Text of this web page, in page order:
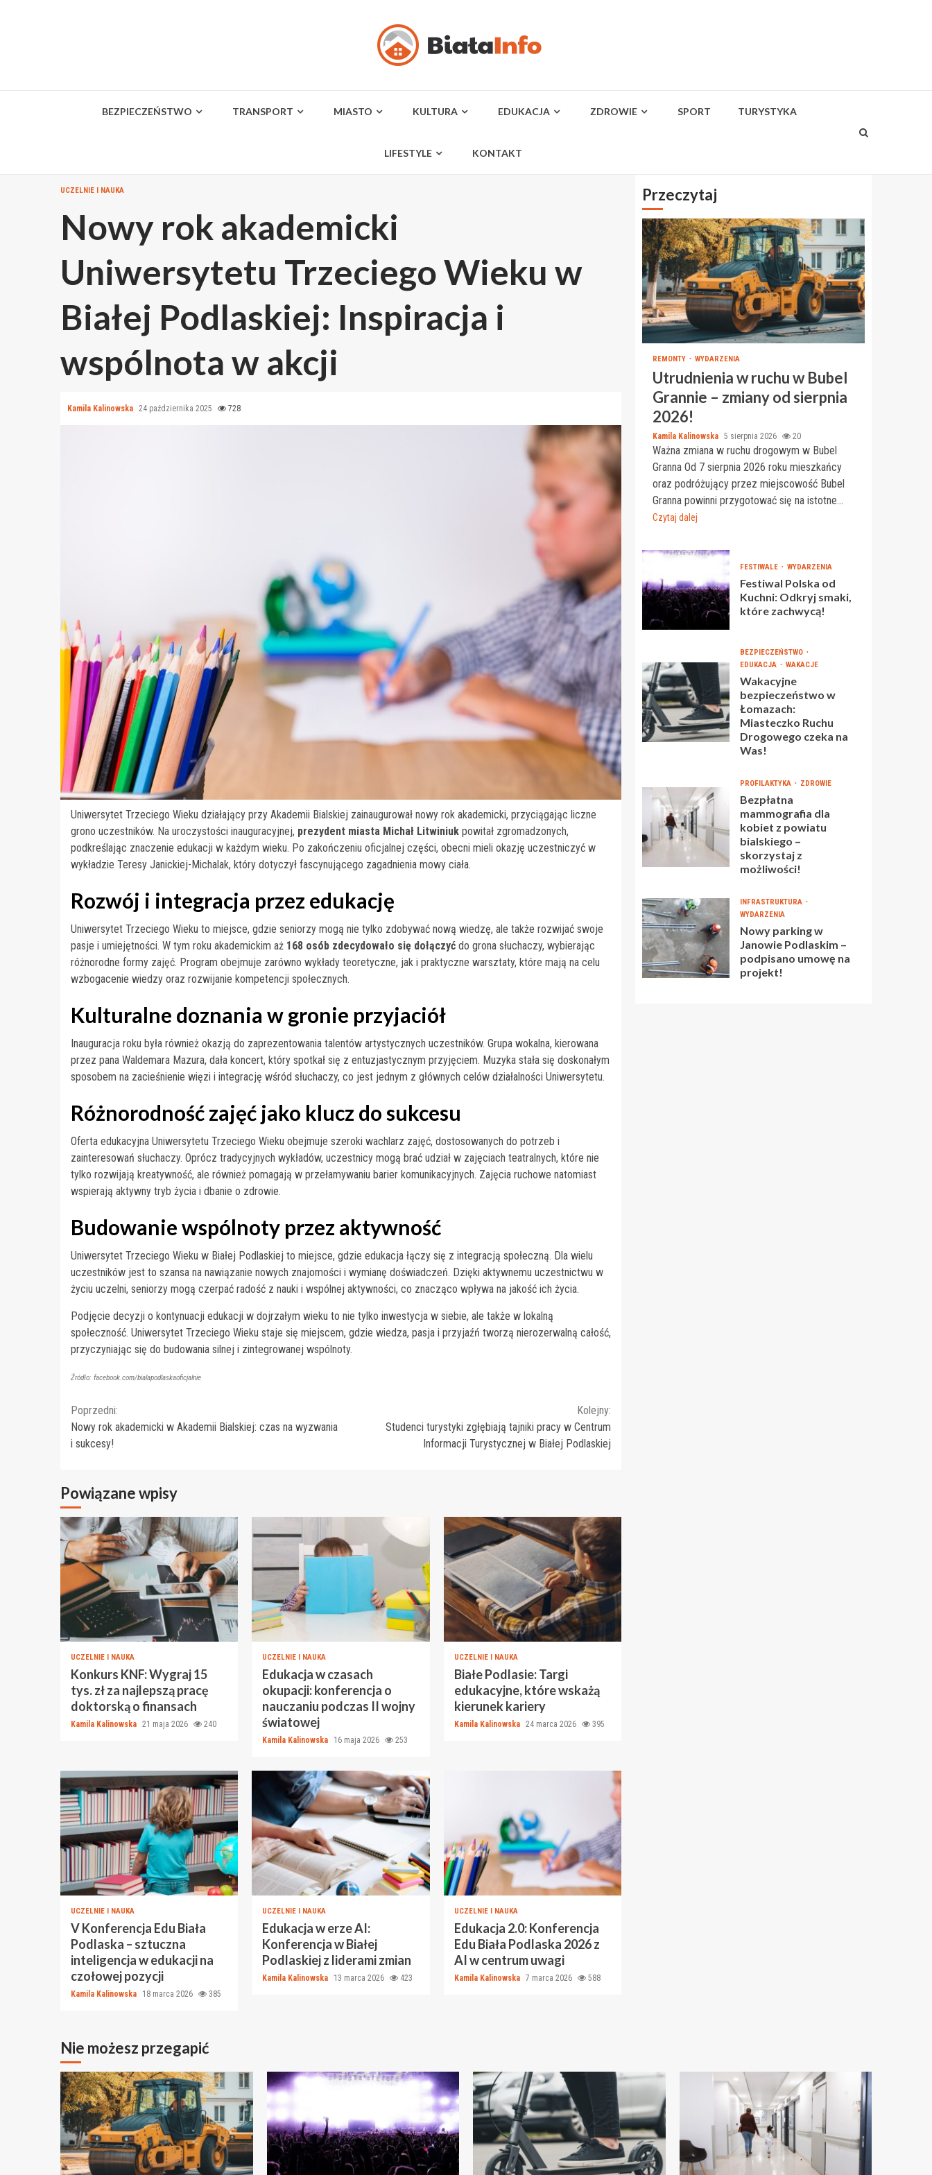
BEZPIECZEŃSTWO TRANSPORT MIASTO KULTURA EDUKACJA ZDROWIE SPORT TURYSTYKA
LIFESTYLE KONTAKT
UCZELNIE I NAUKA
Nowy rok akademicki
Uniwersytetu Trzeciego Wieku w
Białej Podlaskiej: Inspiracja i
wspólnota w akcji
Kamila Kalinowska 24 października 2025 728
Uniwersytet Trzeciego Wieku działający przy Akademii Bialskiej zainaugurował nowy rok akademicki, przyciągając liczne
grono uczestników. Na uroczystości inauguracyjnej, prezydent miasta Michał Litwiniuk powitał zgromadzonych,
podkreślając znaczenie edukacji w każdym wieku. Po zakończeniu oficjalnej części, obecni mieli okazję uczestniczyć w
wykładzie Teresy Janickiej-Michalak, który dotyczył fascynującego zagadnienia mowy ciała.
Rozwój i integracja przez edukację
Uniwersytet Trzeciego Wieku to miejsce, gdzie seniorzy mogą nie tylko zdobywać nową wiedzę, ale także rozwijać swoje
pasje i umiejętności. W tym roku akademickim aż 168 osób zdecydowało się dołączyć do grona słuchaczy, wybierając
różnorodne formy zajęć. Program obejmuje zarówno wykłady teoretyczne, jak i praktyczne warsztaty, które mają na celu
wzbogacenie wiedzy oraz rozwijanie kompetencji społecznych.
Kulturalne doznania w gronie przyjaciół
Inauguracja roku była również okazją do zaprezentowania talentów artystycznych uczestników. Grupa wokalna, kierowana
przez pana Waldemara Mazura, dała koncert, który spotkał się z entuzjastycznym przyjęciem. Muzyka stała się doskonałym
sposobem na zacieśnienie więzi i integrację wśród słuchaczy, co jest jednym z głównych celów działalności Uniwersytetu.
Różnorodność zajęć jako klucz do sukcesu
Oferta edukacyjna Uniwersytetu Trzeciego Wieku obejmuje szeroki wachlarz zajęć, dostosowanych do potrzeb i
zainteresowań słuchaczy. Oprócz tradycyjnych wykładów, uczestnicy mogą brać udział w zajęciach teatralnych, które nie
tylko rozwijają kreatywność, ale również pomagają w przełamywaniu barier komunikacyjnych. Zajęcia ruchowe natomiast
wspierają aktywny tryb życia i dbanie o zdrowie.
Budowanie wspólnoty przez aktywność
Uniwersytet Trzeciego Wieku w Białej Podlaskiej to miejsce, gdzie edukacja łączy się z integracją społeczną. Dla wielu
uczestników jest to szansa na nawiązanie nowych znajomości i wymianę doświadczeń. Dzięki aktywnemu uczestnictwu w
życiu uczelni, seniorzy mogą czerpać radość z nauki i wspólnej aktywności, co znacząco wpływa na jakość ich życia.
Podjęcie decyzji o kontynuacji edukacji w dojrzałym wieku to nie tylko inwestycja w siebie, ale także w lokalną
społeczność. Uniwersytet Trzeciego Wieku staje się miejscem, gdzie wiedza, pasja i przyjaźń tworzą nierozerwalną całość,
przyczyniając się do budowania silnej i zintegrowanej wspólnoty.
Źródło: facebook.com/bialapodlaskaoficjalnie
Continue
Reading
Poprzedni:
Nowy rok akademicki w Akademii Bialskiej: czas na wyzwania
i sukcesy!
Kolejny:
Studenci turystyki zgłębiają tajniki pracy w Centrum
Informacji Turystycznej w Białej Podlaskiej
Powiązane wpisy
UCZELNIE I NAUKA
Konkurs KNF: Wygraj 15
tys. zł za najlepszą pracę
doktorską o finansach
Kamila Kalinowska 21 maja 2026 240
UCZELNIE I NAUKA
Edukacja w czasach
okupacji: konferencja o
nauczaniu podczas II wojny
światowej
Kamila Kalinowska 16 maja 2026 253
UCZELNIE I NAUKA
Białe Podlasie: Targi
edukacyjne, które wskażą
kierunek kariery
Kamila Kalinowska 24 marca 2026 395
UCZELNIE I NAUKA
V Konferencja Edu Biała
Podlaska – sztuczna
inteligencja w edukacji na
czołowej pozycji
Kamila Kalinowska 18 marca 2026 385
UCZELNIE I NAUKA
Edukacja w erze AI:
Konferencja w Białej
Podlaskiej z liderami zmian
Kamila Kalinowska 13 marca 2026 423
UCZELNIE I NAUKA
Edukacja 2.0: Konferencja
Edu Biała Podlaska 2026 z
AI w centrum uwagi
Kamila Kalinowska 7 marca 2026 588
Przeczytaj
REMONTY WYDARZENIA
Utrudnienia w ruchu w Bubel
Grannie – zmiany od sierpnia
2026!
Kamila Kalinowska 5 sierpnia 2026 20
Ważna zmiana w ruchu drogowym w Bubel
Granna Od 7 sierpnia 2026 roku mieszkańcy
oraz podróżujący przez miejscowość Bubel
Granna powinni przygotować się na istotne...
Czytaj dalej
FESTIWALE WYDARZENIA
Festiwal Polska od
Kuchni: Odkryj smaki,
które zachwycą!
BEZPIECZEŃSTWO
EDUKACJA
WAKACJE
Wakacyjne
bezpieczeństwo w
Łomazach:
Miasteczko Ruchu
Drogowego czeka na
Was!
PROFILAKTYKA ZDROWIE
Bezpłatna
mammografia dla
kobiet z powiatu
bialskiego –
skorzystaj z
możliwości!
INFRASTRUKTURA
WYDARZENIA
Nowy parking w
Janowie Podlaskim –
podpisano umowę na
projekt!
Nie możesz przegapić